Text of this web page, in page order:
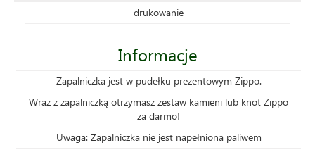
drukowanie
Informacje
Zapalniczka jest w pudełku prezentowym Zippo.
Wraz z zapalniczką otrzymasz zestaw kamieni lub knot Zippo
za darmo!
Uwaga: Zapalniczka nie jest napełniona paliwem